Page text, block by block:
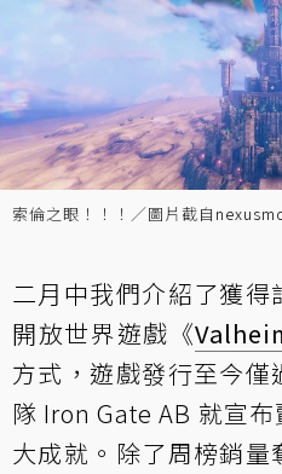
索倫之眼！！！／圖片截自
二月中我們介紹了獲得
開放世界遊戲《
方式，遊戲發行至今
隊 Iron Gate AB 就宣
大成就。除了周榜銷